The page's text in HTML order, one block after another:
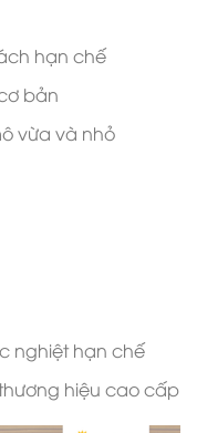
hạn chế
bản
vừa và nhỏ
nghiệt hạn chế
hiệu cao cấp